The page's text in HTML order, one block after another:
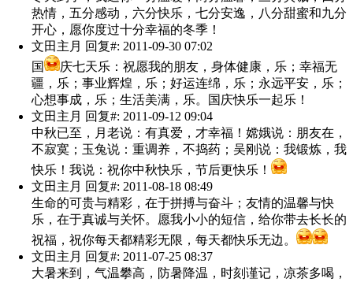
热情，五分感动，六分快乐，七分安逸，八分甜蜜和九分
开心，愿你度过十分幸福的冬季！
文田主月 回复#: 2011-09-30 07:02
国
庆七天乐：祝愿我的朋友，身体健康，乐；幸福无
疆，乐；事业辉煌，乐；好运连绵，乐；永远平安，乐；
心想事成，乐；生活美满，乐。国庆快乐一起乐！
文田主月 回复#: 2011-09-12 09:04
中秋已至，月老说：有真爱，才幸福！嫦娥说：朋友在，
不寂寞；玉兔说：重调养，不捣药；吴刚说：我锻炼，我
快乐！我说：祝你中秋快乐，节后更快乐！
文田主月 回复#: 2011-08-18 08:49
生命的可贵与精彩，在于拼搏与奋斗；友情的温馨与快
乐，在于真诚与关怀。愿我小小的短信，给你带去长长的
祝福，祝你每天都精彩无限，每天都快乐无边。
文田主月 回复#: 2011-07-25 08:37
大暑来到，气温攀高，防暑降温，时刻谨记，凉茶多喝，